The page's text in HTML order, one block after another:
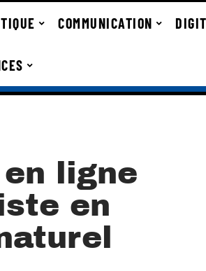
COMMUNICATION
ligne
en